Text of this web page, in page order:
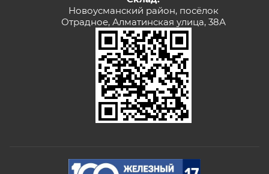
Новоусманский район, посёлок
Отрадное, Алматинская улица, 38А